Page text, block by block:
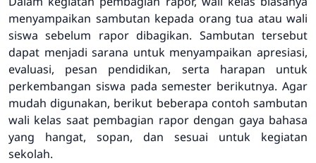
menyampaikan sambutan kepada orang tua atau wali
siswa sebelum rapor dibagikan. Sambutan tersebut
dapat menjadi sarana untuk menyampaikan apresiasi,
evaluasi, pesan pendidikan, serta harapan untuk
perkembangan siswa pada semester berikutnya. Agar
mudah digunakan, berikut beberapa contoh sambutan
wali kelas saat pembagian rapor dengan gaya bahasa
yang hangat, sopan, dan sesuai untuk kegiatan
sekolah.